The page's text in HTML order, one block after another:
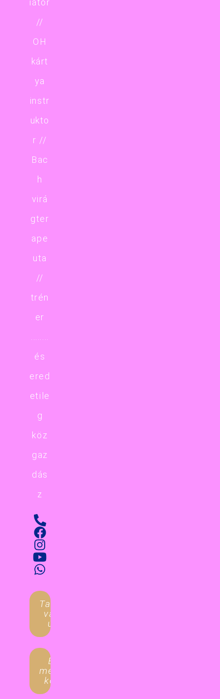
iátor
//
OH
kárt
ya
instr
ukto
r //
Bac
h
virá
gter
ape
uta
//
trén
er
........
és
ered
etile
g
köz
gaz
dás
z
Tanulnál
valami
újat?
Egyéni
megoldást
keresel?